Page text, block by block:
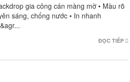
gia công cán màng mờ • Màu rõ
sáng, chống nước • In nhanh
ĐỌC TIẾP